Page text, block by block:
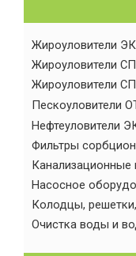
Жироуловители
Жироуловители
Жироуловители
Пескоуловители
Нефтеуловители
Фильтры
Насосное
Колодцы,
Очистка воды и